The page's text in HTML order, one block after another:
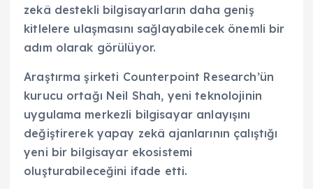
zekâ destekli bilgisayarların daha geniş
kitlelere ulaşmasını sağlayabilecek önemli bir
adım olarak görülüyor.
Araştırma şirketi Counterpoint Research’ün
kurucu ortağı Neil Shah, yeni teknolojinin
uygulama merkezli bilgisayar anlayışını
değiştirerek yapay zekâ ajanlarının çalıştığı
yeni bir bilgisayar ekosistemi
oluşturabileceğini ifade etti.